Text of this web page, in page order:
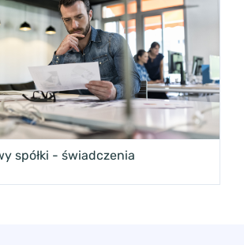
spółki - świadczenia